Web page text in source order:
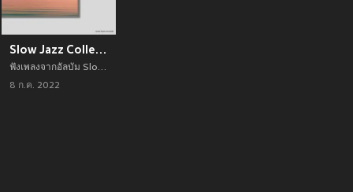
Slow Jazz Collection
ฟังเพลงจากอัลบัม Slow Jazz Collection เพลงใหม่จาก Various อัพเดทเพลงใหม่ล่าสุดก่อนใคร ตลอดปี 2021
8 ก.ค. 2022